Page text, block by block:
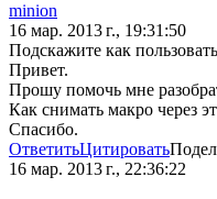
minion
16 мар. 2013 г., 19:31:50
Подскажите как
Привет.
Прошу помочь мне
Как снимать макро через
Спасибо.
ОтветитьЦитировать
16 мар. 2013 г., 22:36:22